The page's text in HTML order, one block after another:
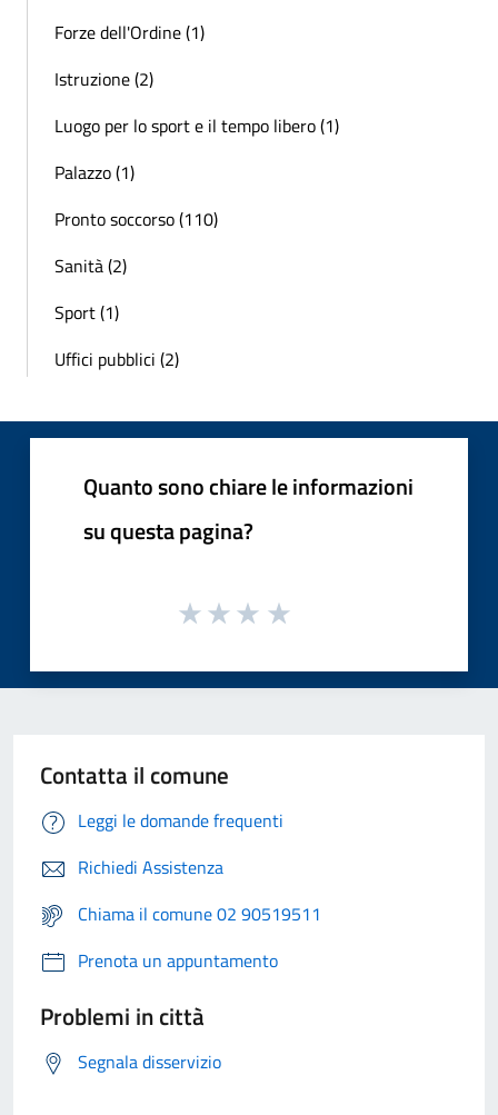
Forze dell'Ordine (1)
Istruzione (2)
Luogo per lo sport e il tempo libero (1)
Palazzo (1)
Pronto soccorso (110)
Sanità (2)
Sport (1)
Uffici pubblici (2)
Quanto sono chiare le informazioni
su questa pagina?
Contatta il comune
Leggi le domande frequenti
Richiedi Assistenza
Chiama il comune 02 90519511
Prenota un appuntamento
Problemi in città
Segnala disservizio